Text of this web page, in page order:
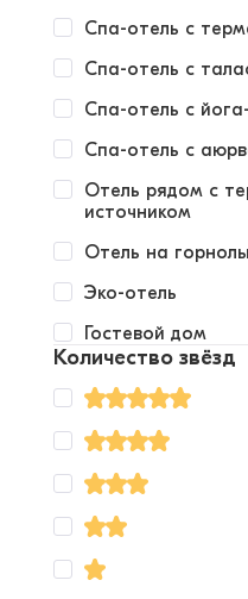
Спа-отель с
Спа-отель с
Спа-отель с
Спа-отель с
Отель рядом с
источником
Отель на
Эко-отель
Гостевой дом
Количество звёзд